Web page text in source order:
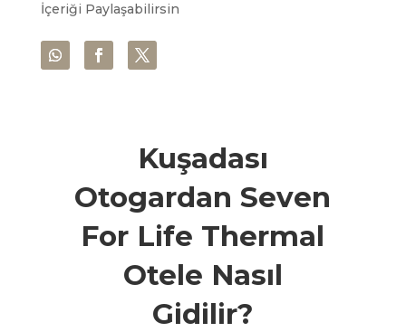
İçeriği Paylaşabilirsin
Kuşadası
Otogardan Seven
For Life Thermal
Otele Nasıl
Gidilir?